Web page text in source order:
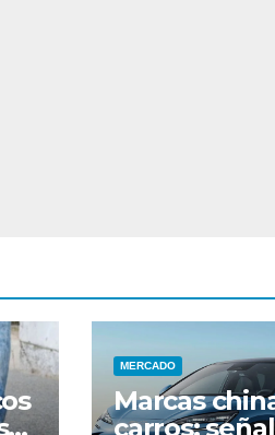
MERCADO
Marcas
carros: